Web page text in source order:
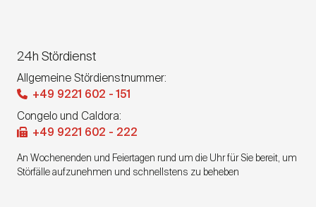
24h Stördienst
Allgemeine Stördienstnummer:
+49 9221 602 - 151
Congelo und Caldora:
+49 9221 602 - 222
An Wochenenden und Feiertagen rund um die Uhr für Sie bereit, um
Störfälle aufzunehmen und schnellstens zu beheben